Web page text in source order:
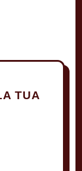
TUA